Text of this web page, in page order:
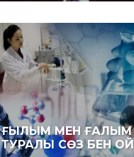
ҒЫЛЫМ МЕН ҒАЛЫМ
ТУРАЛЫ СӨЗ БЕН ОЙ